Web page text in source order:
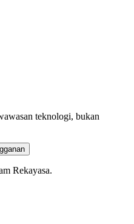
teknologi, bukan
Rekayasa.